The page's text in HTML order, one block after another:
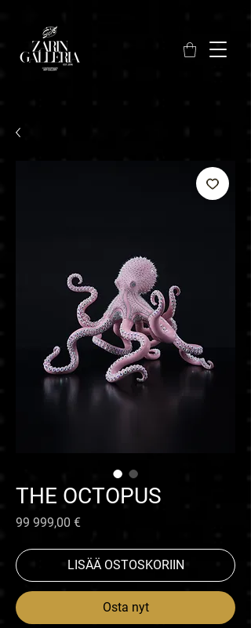
THE OCTOPUS
99 999,00 €Hinta
LISÄÄ OSTOSKORIIN
Osta nyt